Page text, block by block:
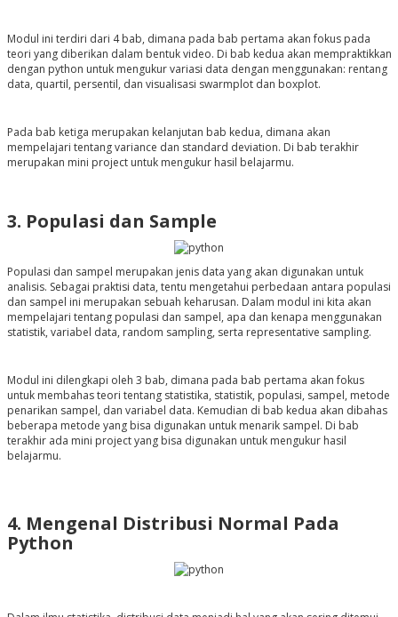
Modul ini terdiri dari 4 bab, dimana pada bab pertama akan fokus pada
teori yang diberikan dalam bentuk video. Di bab kedua akan mempraktikkan
dengan python untuk mengukur variasi data dengan menggunakan: rentang
data, quartil, persentil, dan visualisasi swarmplot dan boxplot.
Pada bab ketiga merupakan kelanjutan bab kedua, dimana akan
mempelajari tentang variance dan standard deviation. Di bab terakhir
merupakan mini project untuk mengukur hasil belajarmu.
3. Populasi dan Sample
Populasi dan sampel merupakan jenis data yang akan digunakan untuk
analisis. Sebagai praktisi data, tentu mengetahui perbedaan antara populasi
dan sampel ini merupakan sebuah keharusan. Dalam modul ini kita akan
mempelajari tentangpopulasi dan sampel, apa dan kenapa menggunakan
statistik, variabel data, random sampling, serta representative sampling.
Modul ini dilengkapi oleh 3 bab, dimana pada bab pertama akan fokus
untuk membahas teori tentang statistika, statistik, populasi, sampel, metode
penarikan sampel, dan variabel data. Kemudian di bab kedua akan dibahas
beberapa metode yang bisa digunakan untuk menarik sampel. Di bab
terakhir ada mini project yang bisa digunakan untuk mengukur hasil
belajarmu.
4. Mengenal Distribusi Normal Pada
Python